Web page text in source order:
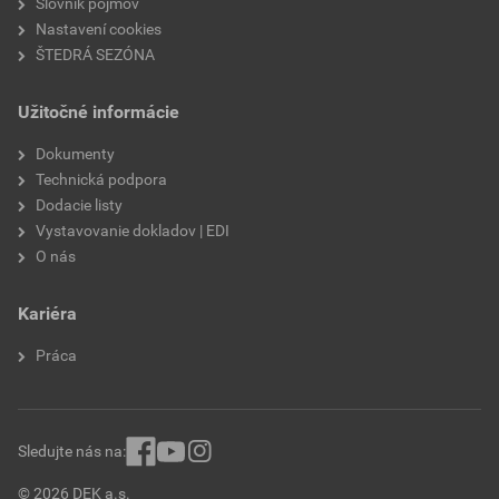
paropriepustnosť
značka
Nastavení cookies
ŠTEDRÁ SEZÓNA
Užitočné informácie
Dokumenty
Technická podpora
Dodacie listy
Vystavovanie dokladov | EDI
O nás
Kariéra
Práca
© 2026 DEK a.s.
Sledujte nás na: